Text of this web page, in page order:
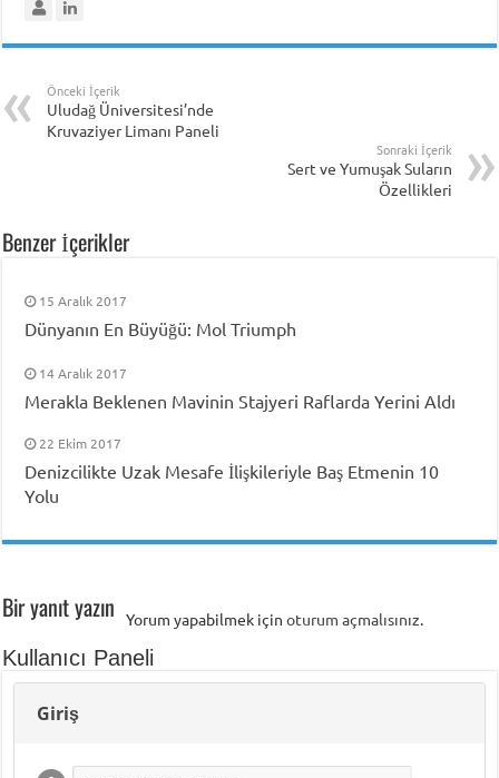
Önceki İçerik
Uludağ Üniversitesi’nde
Kruvaziyer Limanı Paneli
Sonraki İçerik
Sert ve Yumuşak Suların
Özellikleri
Benzer İçerikler
15 Aralık 2017
Dünyanın En Büyüğü: Mol Triumph
14 Aralık 2017
Merakla Beklenen Mavinin Stajyeri Raflarda Yerini Aldı
22 Ekim 2017
Denizcilikte Uzak Mesafe İlişkileriyle Baş Etmenin 10
Yolu
Bir yanıt yazın Yorum yapabilmek içinoturum açmalısınız.
Kullanıcı Paneli
Giriş